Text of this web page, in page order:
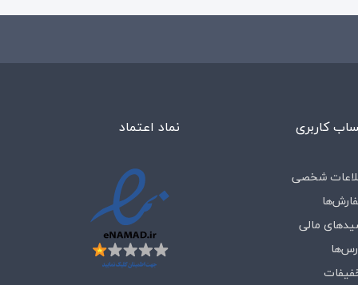
کاربری
شخصی
مالی
نماد اعتماد